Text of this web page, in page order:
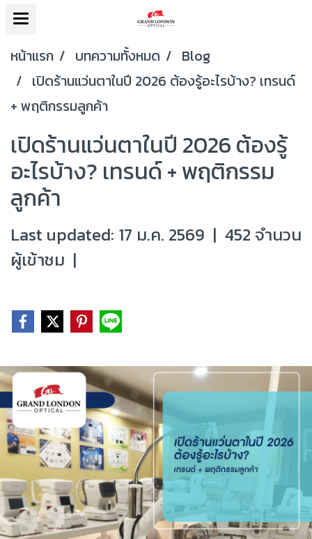
หน้าแรก บทความทั้งหมด
Blog
เปิดร้านแว่นตาในปี 2026 ต้องรู้อะไรบ้าง? เทรนด์
+ พฤติกรรมลูกค้า
เปิดร้านแว่นตาในปี 2026 ต้องรู้
อะไรบ้าง? เทรนด์ + พฤติกรรม
ลูกค้า
Last updated: 17 ม.ค. 2569 | 452 จำนวน
ผู้เข้าชม |